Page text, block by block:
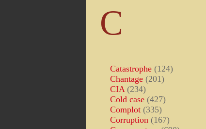
C
Catastrophe (124)
Chantage (201)
CIA (234)
Cold case (427)
Complot (335)
Corruption (167)